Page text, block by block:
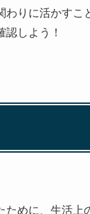
りに活かすこ
しよう！
ために、生活